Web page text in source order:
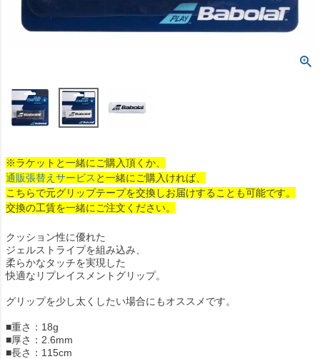
※ラケットと一緒にご購入頂くか、
通販張替えサービス と一緒にご購入ければ、
こちらで元グリップテープを交換しお届けすることも可能です。
交換の工賃を一緒にご注文ください。
クッション性に優れた
ジェルストライプを組み込み、
柔らかなタッチを実現した
快適なリプレイスメントグリップ。
グリップを少し太くしたい場合にもオススメです。
■重さ：18g
■厚さ：2.6mm
■長さ：115cm